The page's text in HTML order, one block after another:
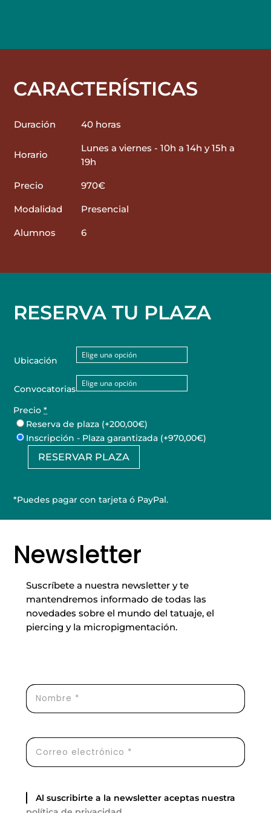
CARACTERÍSTICAS
Duración 40 horas
Horario
Lunes a viernes - 10h a 14h y 15h a
19h
Precio 970€
Modalidad Presencial
Alumnos 6
RESERVA TU PLAZA
Ubicación
Convocatorias
Precio *
Reserva de plaza (+200,00€)
Inscripción - Plaza garantizada (+970,00€)
cantidad
RESERVAR PLAZA
*Puedes pagar con tarjeta ó PayPal.
Newsletter
Suscríbete a nuestra newsletter y te
mantendremos informado de todas las
novedades sobre el mundo del tatuaje, el
piercing y la micropigmentación.
Al suscribirte a la newsletter aceptas nuestra